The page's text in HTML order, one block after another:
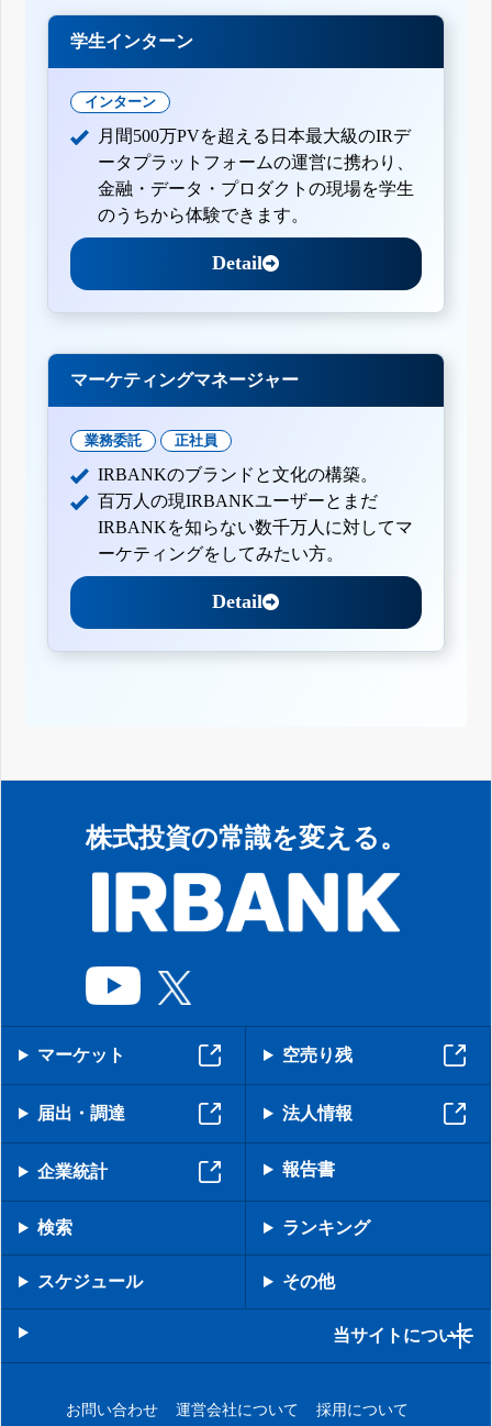
学生インターン
インターン
月間500万PVを超える日本最大級のIRデ
ータプラットフォームの運営に携わり、
金融・データ・プロダクトの現場を学生
のうちから体験できます。
Detail
マーケティングマネージャー
業務委託 正社員
IRBANKのブランドと文化の構築。
百万人の現IRBANKユーザーとまだ
IRBANKを知らない数千万人に対してマ
ーケティングをしてみたい方。
Detail
株式投資の常識を変える。
マーケット 空売り残
届出・調達 法人情報
企業統計 報告書
検索 ランキング
スケジュール その他
当サイトについて
お問い合わせ 運営会社について
採用について